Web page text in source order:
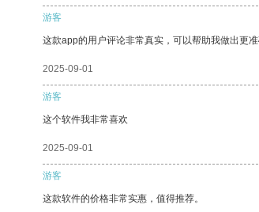
游客
这款app的用户评论非常真实，可以帮助我做出更准
2025-09-01
游客
这个软件我非常喜欢
2025-09-01
游客
这款软件的价格非常实惠，值得推荐。